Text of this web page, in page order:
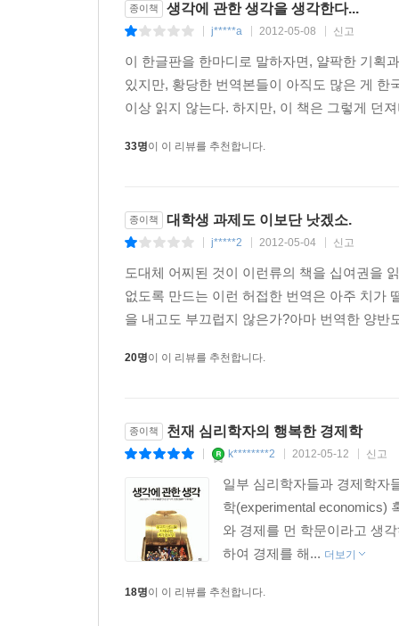
종이책 생각에 관한 생각을 생각한다...
j*****a 2012-05-08 신고
이 한글판을 한마디로 말하자면, 얄팍한 기획
있지만, 황당한 번역본들이 아직도 많은 게
이상 읽지 않는다. 하지만, 이 책은 그렇게 던
33명이 이 리뷰를 추천합니다.
종이책 대학생 과제도 이보단 낫겠소.
j*****2 2012-05-04 신고
도대체 어찌된 것이 이런류의 책을 십여권을
없도록 만드는 이런 허접한 번역은 아주 치가
을 내고도 부끄럽지 않은가?아마 번역한 양
20명이 이 리뷰를 추천합니다.
종이책 천재 심리학자의 행복한 경제학
k********2 2012-05-12 신고
일부 심리학자들과 경제학자
학(experimental economics)
와 경제를 먼 학문이라고 생
하여 경제를 해... 더보기
18명이 이 리뷰를 추천합니다.